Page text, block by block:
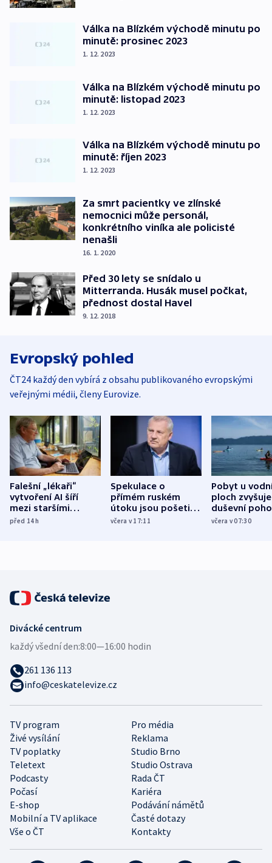
Válka na Blízkém východě minutu po
minutě: prosinec 2023
1. 12. 2023
Válka na Blízkém východě minutu po
minutě: listopad 2023
1. 12. 2023
Válka na Blízkém východě minutu po
minutě: říjen 2023
1. 12. 2023
Za smrt pacientky ve zlínské
nemocnici může personál,
konkrétního viníka ale policisté
nenašli
16. 1. 2020
Před 30 lety se snídalo u
Mitterranda. Husák musel počkat,
přednost dostal Havel
9. 12. 2018
Evropský pohled
ČT24 každý den vybírá z obsahu publikovaného evropskými
veřejnými médii, členy Eurovize.
Falešní „lékaři“
vytvoření AI šíří
mezi staršími
Poláky nebezpečné
před 14h
Spekulace o
přímém ruském
útoku jsou pošetilé,
míní estonský
včera v 17:11
Pobyt u
ploch zvyšuje
duševní
ukázala
včera v 07:30
TV program
Pro média
Živé vysílání
Reklama
TV poplatky
Studio Brno
Teletext
Studio Ostrava
Podcasty
Rada ČT
Počasí
Kariéra
E-shop
Podávání námětů
Mobilní a TV aplikace
Časté dotazy
Vše o ČT
Kontakty
Divácké centrum
každý všední den:8:00—16:00 hodin
261 136 113
info@ceskatelevize.cz